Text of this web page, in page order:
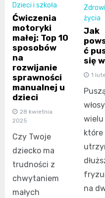
Dzieci i szkoła
Ćwiczenia
motoryki
małej: Top 10
sposobów
na
rozwijanie
sprawności
manualnej u
dzieci
28 kwietnia
2025
Czy Twoje
dziecko ma
trudności z
chwytaniem
małych
życia
Jak
ć
się
1
wielu
które
na